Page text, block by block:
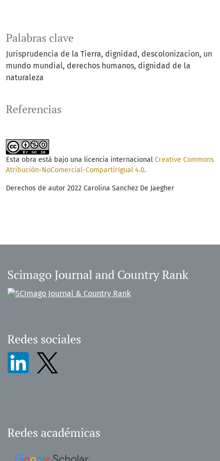
Palabras clave
Jurisprudencia de la Tierra dignidad descolonizacion un
mundo mundial derechos humanos dignidad de la
naturaleza
Referencias
Esta obra está bajo una licencia internacional Creative Commons
Atribución-NoComercial-CompartirIgual 4.0.
Derechos de autor 2022 Carolina Sanchez De Jaegher
Scimago Journal and Country Rank
Redes sociales
Redes académicas